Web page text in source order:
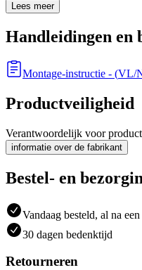
Lees meer
Handleidingen en
Montage-instructie - (VL/
Productveiligheid
Verantwoordelijk voor
informatie over de fabrikant
Bestel- en
Vandaag besteld, al na
30 dagen bedenktijd
Retourneren